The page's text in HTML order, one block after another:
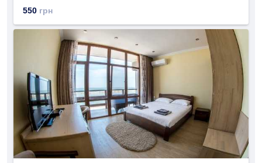
550 грн